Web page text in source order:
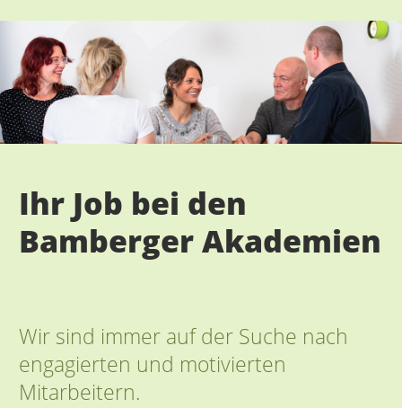
Ihr Job bei den
Bamberger Akademien
Wir sind immer auf der Suche nach
engagierten und motivierten
Mitarbeitern.